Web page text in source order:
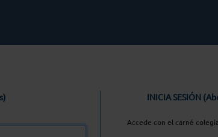
INICIA SESIÓN
Accede con el carné